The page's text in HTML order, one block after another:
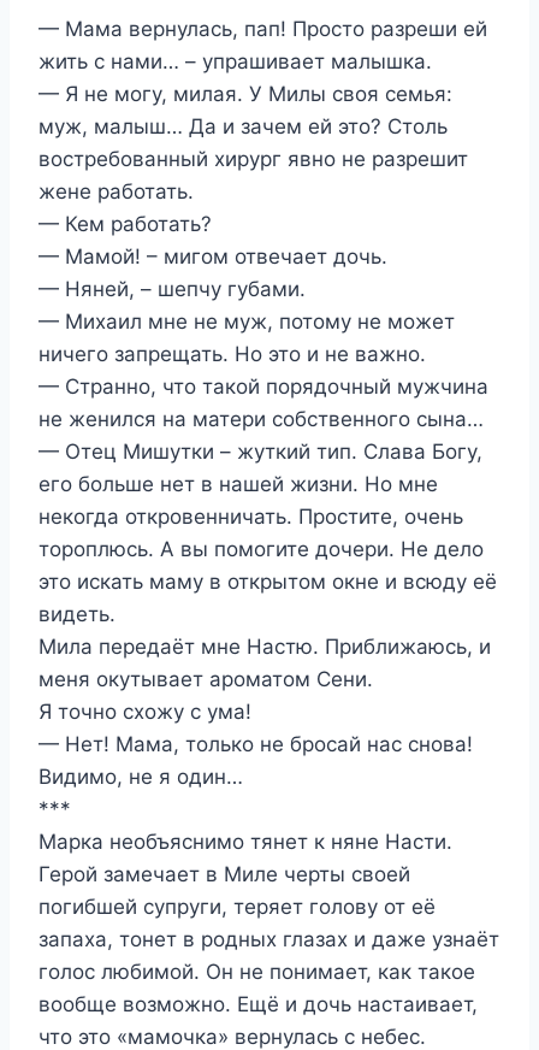
— Мама вернулась, пап! Просто разреши ей
жить с нами… – упрашивает малышка.
— Я не могу, милая. У Милы своя семья:
муж, малыш… Да и зачем ей это? Столь
востребованный хирург явно не разрешит
жене работать.
— Кем работать?
— Мамой! – мигом отвечает дочь.
— Няней, – шепчу губами.
— Михаил мне не муж, потому не может
ничего запрещать. Но это и не важно.
— Странно, что такой порядочный мужчина
не женился на матери собственного сына…
— Отец Мишутки – жуткий тип. Слава Богу,
его больше нет в нашей жизни. Но мне
некогда откровенничать. Простите, очень
тороплюсь. А вы помогите дочери. Не дело
это искать маму в открытом окне и всюду её
видеть.
Мила передаёт мне Настю. Приближаюсь, и
меня окутывает ароматом Сени.
Я точно схожу с ума!
— Нет! Мама, только не бросай нас снова!
Видимо, не я один…
***
Марка необъяснимо тянет к няне Насти.
Герой замечает в Миле черты своей
погибшей супруги, теряет голову от её
запаха, тонет в родных глазах и даже узнаёт
голос любимой. Он не понимает, как такое
вообще возможно. Ещё и дочь настаивает,
что это «мамочка» вернулась с небес.